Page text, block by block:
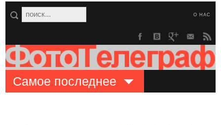
О НАС
Самое последнее